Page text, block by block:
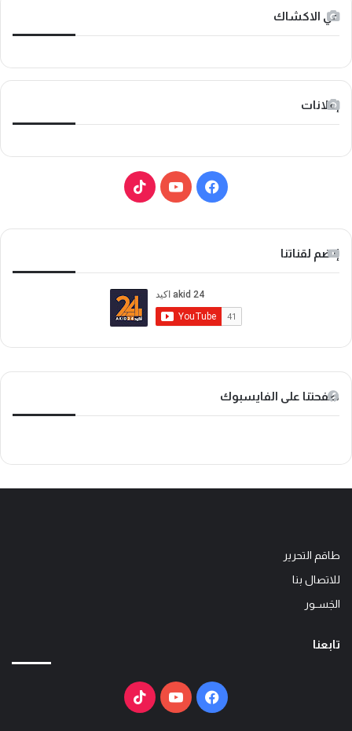
في الاكشاك
إعلانات
ف
و
ك
و
ب
T
o
k
إنضم لقناتنا
صفحتنا على الفايسبوك
طاقم التحرير
للاتصال بنا
الجَســور
تابعنا
فيسبوكيوتيوب ‫TikTok